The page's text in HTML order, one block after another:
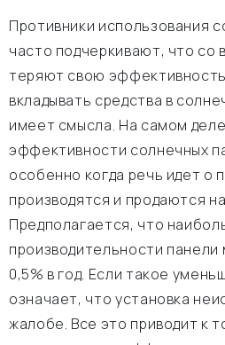
Противники использования
часто подчеркивают, что со
теряют свою
вкладывать средства в
имеет смысла. На самом
эффективности солнечных
особенно когда речь идет о
производятся и продаются
Предполагается, что
производительности
0,5% в год. Если такое
означает, что установка
жалобе. Все это приводит к